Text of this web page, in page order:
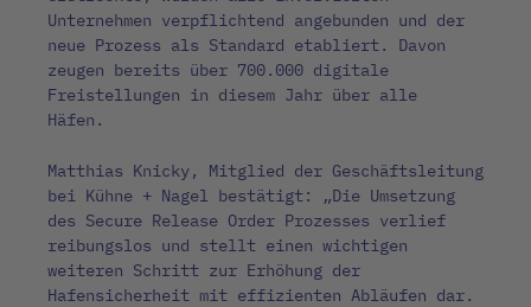
Unternehmen verpflichtend angebunden und der
neue Prozess als Standard etabliert. Davon
zeugen bereits über 700.000 digitale
Freistellungen in diesem Jahr über alle
Häfen.
Matthias Knicky, Mitglied der Geschäftsleitung
bei Kühne + Nagel bestätigt: „Die Umsetzung
des Secure Release Order Prozesses verlief
reibungslos und stellt einen wichtigen
weiteren Schritt zur Erhöhung der
Hafensicherheit mit effizienten Abläufen dar.